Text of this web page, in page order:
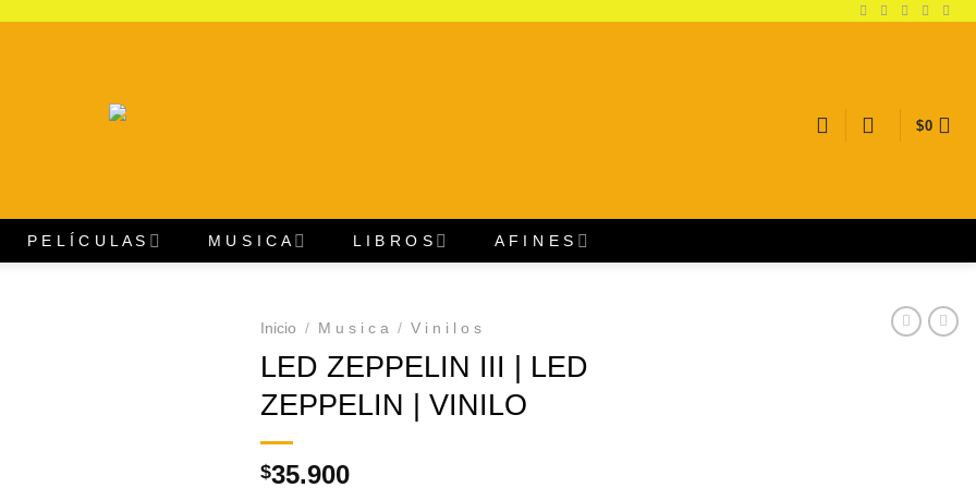
$0
P E L Í C U L A S M U S I C A L I B R O S A F I N E S
Inicio / M u s i c a / V i n i l o s
LED ZEPPELIN III | LED
ZEPPELIN | VINILO
$35.900